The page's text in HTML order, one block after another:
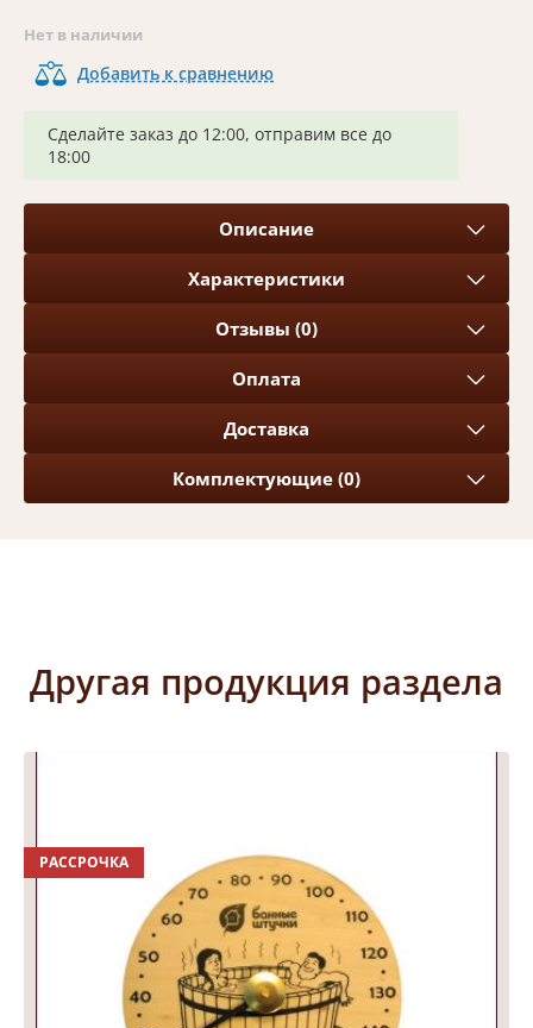
Нет в наличии
Добавить к сравнению
Сделайте заказ до 12:00, отправим все до
18:00
Описание
Характеристики
Отзывы (0)
Оплата
Доставка
Комплектующие (0)
Другая продукция раздела
РАССРОЧКА